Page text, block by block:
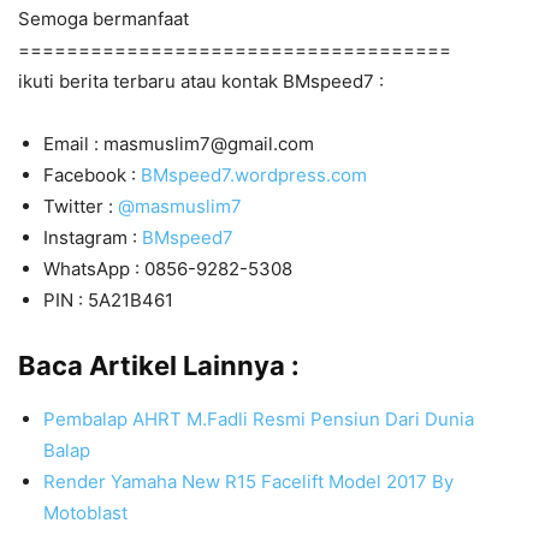
Semoga bermanfaat
====================================
ikuti berita terbaru atau kontak BMspeed7 :
Email : masmuslim7@gmail.com
Facebook : BMspeed7.wordpress.com
Twitter : @masmuslim7
Instagram : BMspeed7
WhatsApp : 0856-9282-5308
PIN : 5A21B461
Baca Artikel Lainnya :
Pembalap AHRT M.Fadli Resmi Pensiun Dari Dunia
Balap
Render Yamaha New R15 Facelift Model 2017 By
Motoblast